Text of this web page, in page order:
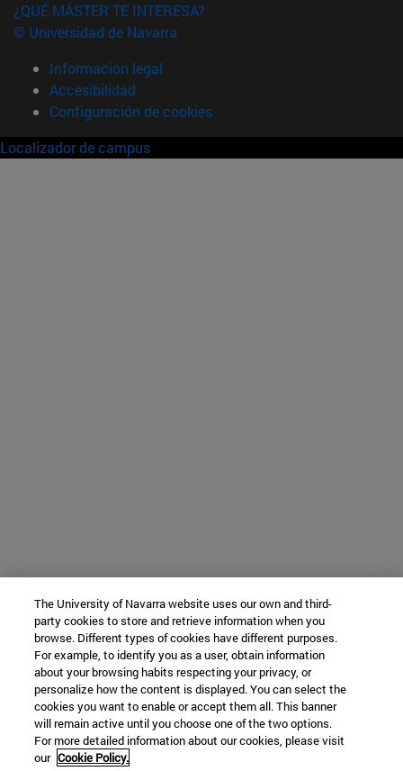
¿QUÉ MÁSTER TE INTERESA?
© Universidad de Navarra
Información legal
Accesibilidad
Configuración de cookies
Localizador de campus
The University of Navarra website uses our own and third-
party cookies to store and retrieve information when you
browse. Different types of cookies have different purposes.
For example, to identify you as a user, obtain information
about your browsing habits respecting your privacy, or
personalize how the content is displayed. You can select the
cookies you want to enable or accept them all. This banner
will remain active until you choose one of the two options.
For more detailed information about our cookies, please visit
our Cookie Policy.